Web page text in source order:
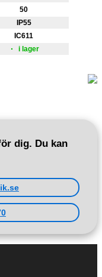
50
IP55
IC611
i lager
dig. Du kan